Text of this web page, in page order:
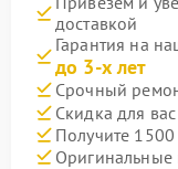
доставкой
Гарантия на
до 3-х лет
Срочный
Скидка для
Получите
Оригинальные